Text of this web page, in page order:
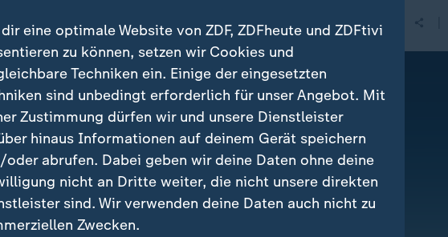
eine optimale Website von ZDF, ZDFheute und ZDFtivi
zu können, setzen wir Cookies und
Techniken ein. Einige der eingesetzten
sind unbedingt erforderlich für unser Angebot. Mit
Zustimmung dürfen wir und unsere Dienstleister
hinaus Informationen auf deinem Gerät speichern
oder abrufen. Dabei geben wir deine Daten ohne deine
nicht an Dritte weiter, die nicht unsere direkten
sind. Wir verwenden deine Daten auch nicht zu
Zwecken.